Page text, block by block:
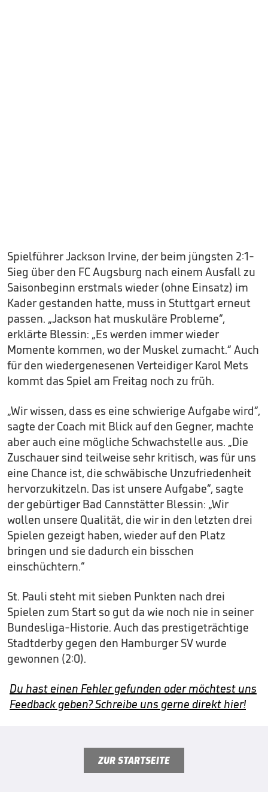
Spielführer Jackson Irvine, der beim jüngsten 2:1-
Sieg über den FC Augsburg nach einem Ausfall zu
Saisonbeginn erstmals wieder (ohne Einsatz) im
Kader gestanden hatte, muss in Stuttgart erneut
passen. „Jackson hat muskuläre Probleme“,
erklärte Blessin: „Es werden immer wieder
Momente kommen, wo der Muskel zumacht.“ Auch
für den wiedergenesenen Verteidiger Karol Mets
kommt das Spiel am Freitag noch zu früh.
„Wir wissen, dass es eine schwierige Aufgabe wird“,
sagte der Coach mit Blick auf den Gegner, machte
aber auch eine mögliche Schwachstelle aus. „Die
Zuschauer sind teilweise sehr kritisch, was für uns
eine Chance ist, die schwäbische Unzufriedenheit
hervorzukitzeln. Das ist unsere Aufgabe“, sagte
der gebürtiger Bad Cannstätter Blessin: „Wir
wollen unsere Qualität, die wir in den letzten drei
Spielen gezeigt haben, wieder auf den Platz
bringen und sie dadurch ein bisschen
einschüchtern.“
St. Pauli steht mit sieben Punkten nach drei
Spielen zum Start so gut da wie noch nie in seiner
Bundesliga-Historie. Auch das prestigeträchtige
Stadtderby gegen den Hamburger SV wurde
gewonnen (2:0).
Du hast einen Fehler gefunden oder möchtest uns
Feedback geben? Schreibe uns gerne direkt hier!
ZUR STARTSEITE